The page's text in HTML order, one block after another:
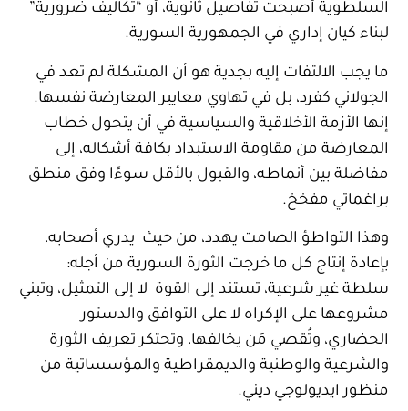
السلطوية أصبحت تفاصيل ثانوية، أو “تكاليف ضرورية”
لبناء كيان إداري في الجمهورية السورية.
ما يجب الالتفات إليه بجدية هو أن المشكلة لم تعد في
الجولاني كفرد، بل في تهاوي معايير المعارضة نفسها.
إنها الأزمة الأخلاقية والسياسية في أن يتحول خطاب
المعارضة من مقاومة الاستبداد بكافة أشكاله، إلى
مفاضلة بين أنماطه، والقبول بالأقل سوءًا وفق منطق
براغماتي مفخخ.
وهذا التواطؤ الصامت يهدد، من حيث يدري أصحابه،
بإعادة إنتاج كل ما خرجت الثورة السورية من أجله:
سلطة غير شرعية، تستند إلى القوة لا إلى التمثيل، وتبني
مشروعها على الإكراه لا على التوافق والدستور
الحضاري، وتُقصي مَن يخالفها، وتحتكر تعريف الثورة
والشرعية والوطنية والديمقراطية والمؤسساتية من
منظور ايديولوجي ديني.